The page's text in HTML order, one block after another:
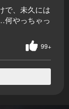
で、未久には
何やっちゃっ
99+